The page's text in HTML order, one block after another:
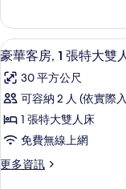
所
有
相
片
詳
情
特
大
雙
人
床,
無
障
礙,
客
房,
1
特
大
人
床,
障
顯
示
豪
華
客
1
4
豪華客房, 1 張特大雙
30 平方公尺
可容納 2 人 (依實際
1 張特大雙人床
免費無線上網
更多資訊
更